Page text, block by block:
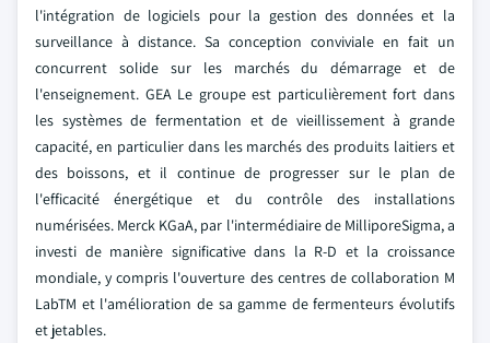
l'intégration de logiciels pour la gestion des données et la
surveillance à distance. Sa conception conviviale en fait un
concurrent solide sur les marchés du démarrage et de
l'enseignement. GEA Le groupe est particulièrement fort dans
les systèmes de fermentation et de vieillissement à grande
capacité, en particulier dans les marchés des produits laitiers et
des boissons, et il continue de progresser sur le plan de
l'efficacité énergétique et du contrôle des installations
numérisées. Merck KGaA, par l'intermédiaire de MilliporeSigma, a
investi de manière significative dans la R-D et la croissance
mondiale, y compris l'ouverture des centres de collaboration M
LabTM et l'amélioration de sa gamme de fermenteurs évolutifs
et jetables.